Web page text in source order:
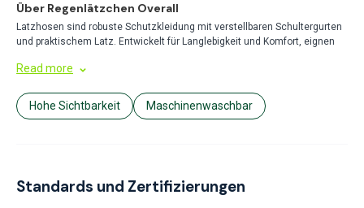
Über Regenlätzchen Overall
Latzhosen sind robuste Schutzkleidung mit verstellbaren Schultergurten
und praktischem Latz. Entwickelt für Langlebigkeit und Komfort, eignen
Landwirtschaft und Malerei. Das praktische Design bietet umfassenden
Read more
Hohe Sichtbarkeit Maschinenwaschbar
Standards und Zertifizierungen